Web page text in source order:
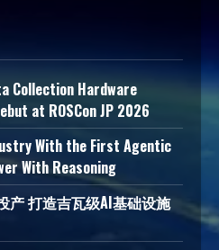
Collection Hardware
at ROSCon JP 2026
With the First Agentic
With Reasoning
产 打造吉瓦级AI基础设施